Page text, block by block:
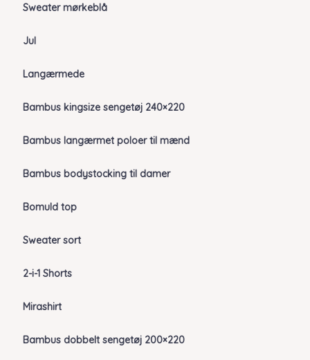
Sweater mørkeblå
Jul
Langærmede
Bambus kingsize sengetøj 240×220
Bambus langærmet poloer til mænd
Bambus bodystocking til damer
Bomuld top
Sweater sort
2-i-1 Shorts
Mirashirt
Bambus dobbelt sengetøj 200×220